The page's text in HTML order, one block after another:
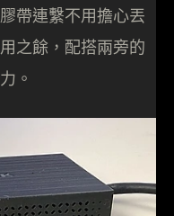
帶連繫不用擔心丟
之餘，配搭兩旁的
。